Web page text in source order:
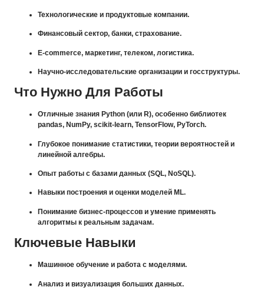
Технологические и продуктовые компании.
Финансовый сектор, банки, страхование.
E-commerce, маркетинг, телеком, логистика.
Научно-исследовательские организации и госструктуры.
Что Нужно Для Работы
Отличные знания Python (или R), особенно библиотек
pandas, NumPy, scikit-learn, TensorFlow, PyTorch.
Глубокое понимание статистики, теории вероятностей и
линейной алгебры.
Опыт работы с базами данных (SQL, NoSQL).
Навыки построения и оценки моделей ML.
Понимание бизнес-процессов и умение применять
алгоритмы к реальным задачам.
Ключевые Навыки
Машинное обучение и работа с моделями.
Анализ и визуализация больших данных.